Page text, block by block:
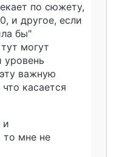
по сюжету,
и другое, если
бы"
могут
уровень
важную
касается
и
то мне не